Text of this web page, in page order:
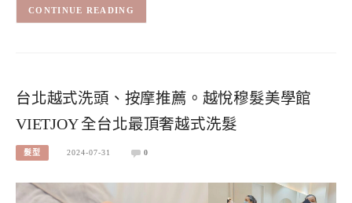
CONTINUE READING
台北越式洗頭、按摩推薦。越悅穆髮美學館
VIETJOY 全台北最頂奢越式洗髮
髮型 2024-07-31 0